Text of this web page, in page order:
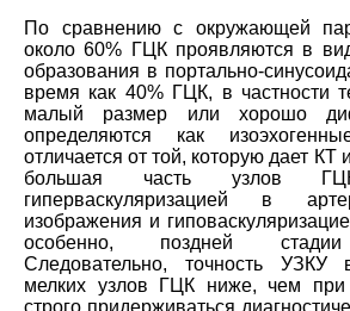
По сравнению с окружающей
около 60% ГЦК проявляются в
образования в портально-
время как 40% ГЦК, в частности
малый размер или хорошо
определяются как
отличается от той, которую дает КТ
большая часть узлов ГЦК
гиперваскуляризацией в
изображения и
особенно, поздней стадии
Следовательно, точность УЗКУ
мелких узлов ГЦК ниже, чем
строго придерживаться